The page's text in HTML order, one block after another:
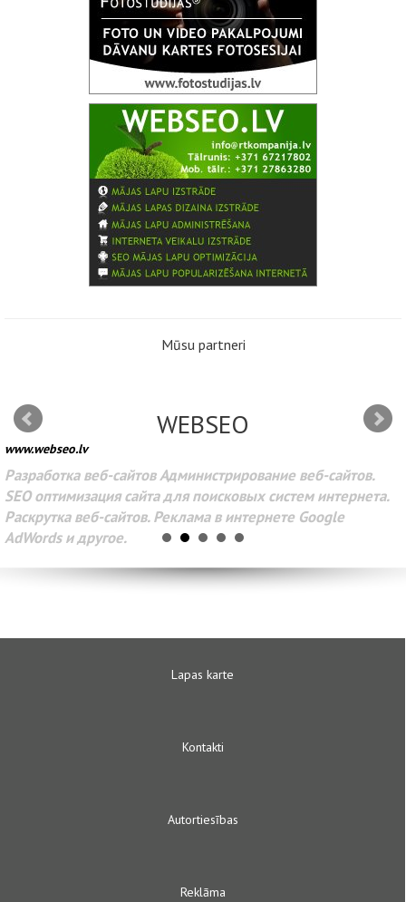
Mūsu partneri
WEBSEO
www.webseo.lv
Разработка веб-сайтов Администрирование веб-сайтов.
SEO оптимизация сайта для поисковых систем интернета.
Раскрутка веб-сайтов. Реклама в интернете Google
AdWords и другое.
Lapas karte
Kontakti
Autortiesības
Reklāma